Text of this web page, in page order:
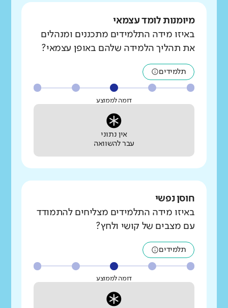
מיומנות לומד עצמאי
באיזו מידה התלמידים מתכננים ומנהלים
את תהליך הלמידה שלהם באופן עצמאי?
תלמידים
דומה לממוצע
אין נתוני
עבר להשוואה
חוסן נפשי
באיזו מידה התלמידים מצליחים להתמודד
עם מצבים של קושי ולחץ?
תלמידים
דומה לממוצע